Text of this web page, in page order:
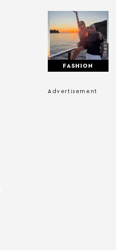
FASHION